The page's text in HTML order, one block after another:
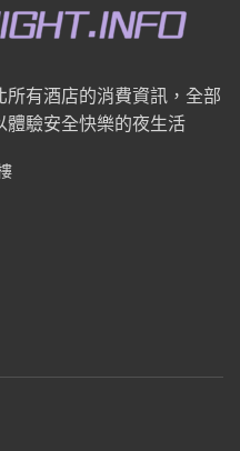
有酒店的消費資訊，全部
體驗安全快樂的夜生活